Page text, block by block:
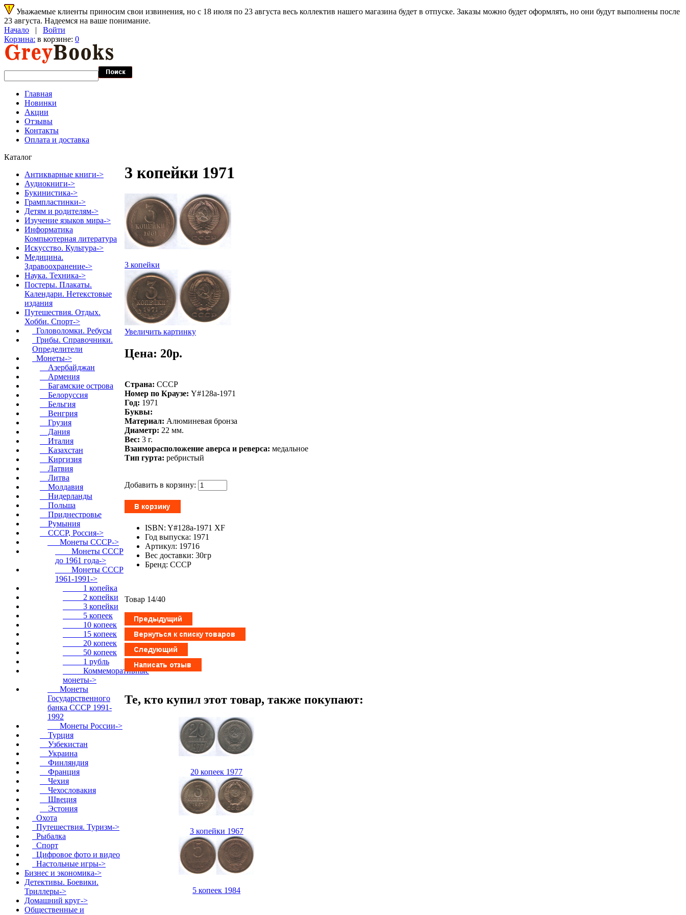
Уважаемые клиенты приносим свои извинения, но с 18 июля по 23 августа весь коллектив нашего магазина будет в отпуске. Заказы можно будет оформлять, но они будут выполнены после
23 августа. Надеемся на ваше понимание.
Начало | Войти
Корзина: в корзине: 0
Главная
Новинки
Акции
Отзывы
Контакты
Оплата и доставка
Каталог
Антикварные книги->
Аудиокниги->
Букинистика->
Грампластинки->
Детям и родителям->
Изучение языков мира->
Информатика
Компьютерная литература
Искусство. Культура->
Медицина.
Здравоохранение->
Наука. Техника->
Постеры. Плакаты.
Календари. Нетекстовые
издания
Путешествия. Отдых.
Хобби. Спорт->
Головоломки. Ребусы
Грибы. Справочники.
Определители
Монеты->
Азербайджан
Армения
Багамские острова
Белоруссия
Бельгия
Венгрия
Грузия
Дания
Италия
Казахстан
Киргизия
Латвия
Литва
Молдавия
Нидерланды
Польша
Приднестровье
Румыния
СССР, Россия->
Монеты СССР->
Монеты СССР
до 1961 года->
Монеты СССР
1961-1991->
1 копейка
2 копейки
3 копейки
5 копеек
10 копеек
15 копеек
20 копеек
50 копеек
1 рубль
Коммеморативные
монеты->
Монеты
Государственного
банка СССР 1991-
1992
Монеты России->
Турция
Узбекистан
Украина
Финляндия
Франция
Чехия
Чехословакия
Швеция
Эстония
Охота
Путешествия. Туризм->
Рыбалка
Спорт
Цифровое фото и видео
Настольные игры->
Бизнес и экономика->
Детективы. Боевики.
Триллеры->
Домашний круг->
Общественные и
3 копейки 1971
3 копейки
Увеличить картинку
Цена: 20p.
Страна: СССР
Номер по Краузе: Y#128a-1971
Год: 1971
Буквы:
Материал: Алюминевая бронза
Диаметр: 22 мм.
Вес: 3 г.
Взаиморасположение аверса и реверса: медальное
Тип гурта: ребристый
Добавить в корзину:
ISBN: Y#128a-1971 XF
Год выпуска: 1971
Артикул: 19716
Вес доставки: 30гр
Бренд: СССР
Товар 14/40
Те, кто купил этот товар, также покупают:
20 копеек 1977
3 копейки 1967
5 копеек 1984